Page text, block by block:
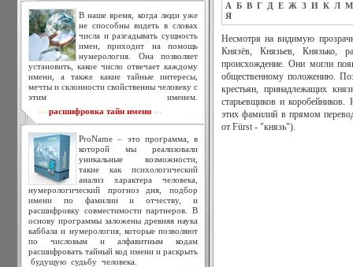
В наше время, когда люди уже
не способны видеть в словах
числа и разгадывать сущность
имен, приходит на помощь
нумерология. Она позволяет
установить, какое число отвечает каждому
имени, а также какие тайные интересы,
мечты и склонности свойственны человеку с
этим именем.
>> расшифровка тайн имени <<
ProName – это программа, в
которой мы реализовали
уникальные возможности,
такие как психологический
анализ характера человека,
нумерологический прогноз дня, подбор
имени по фамилии и отчеству, и
расшифровку совместимости партнеров. В
основу программы заложены древняя наука
каббала и нумерология, которые позволяют
по числовым и алфавитным кодам
расшифровать тайный код имени и раскрыть
будущую судьбу человека.
А Б В Г Д Е Ж З И К Л М
Я
Несмотря на видимую
Князёв, Князьев, Князько,
происхождение. Они могли
общественному положению.
крестьян, принадлежащих
старьевщиков и
этих фамилий в прямом
от Fürst - "князь").